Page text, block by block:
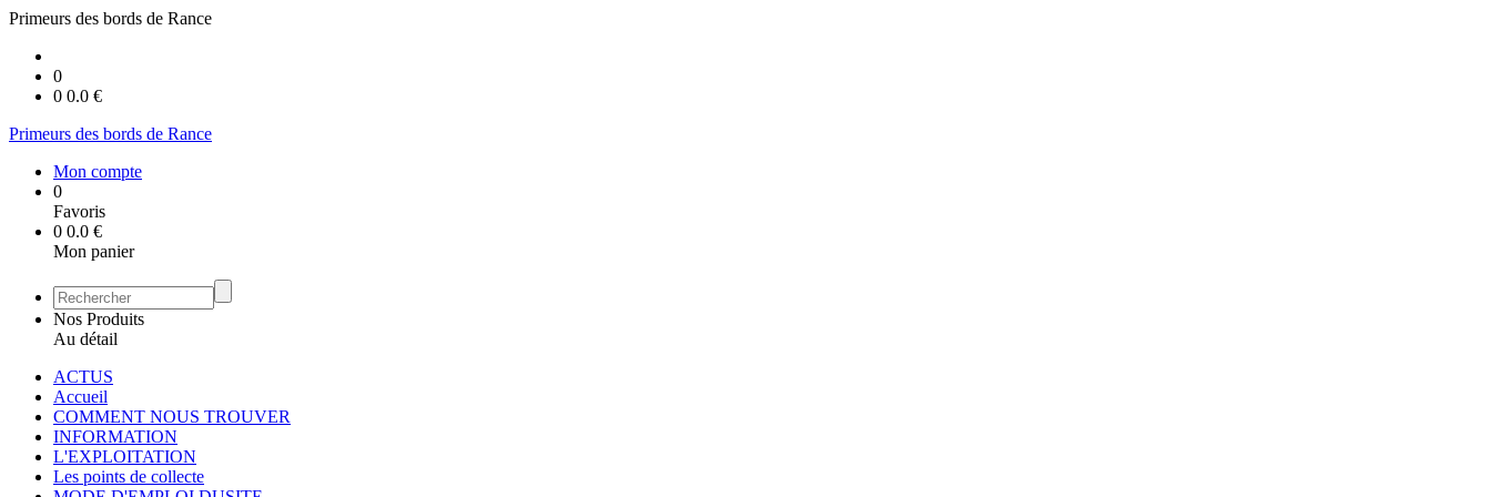
Primeurs des bords de Rance
0
0 0.0 €
Primeurs des bords de Rance
Mon compte
0
Favoris
0 0.0 €
Mon panier
Nos Produits
Au détail
ACTUS
Accueil
COMMENT NOUS TROUVER
INFORMATION
L'EXPLOITATION
Les points de collecte